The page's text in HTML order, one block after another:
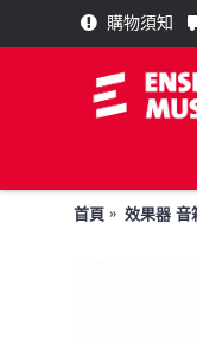
購物須知
首頁 效果器 音